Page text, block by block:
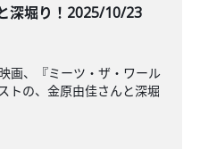
深堀り！2025/10/23
画、『ミーツ・ザ・ワール
トの、金原由佳さんと深堀